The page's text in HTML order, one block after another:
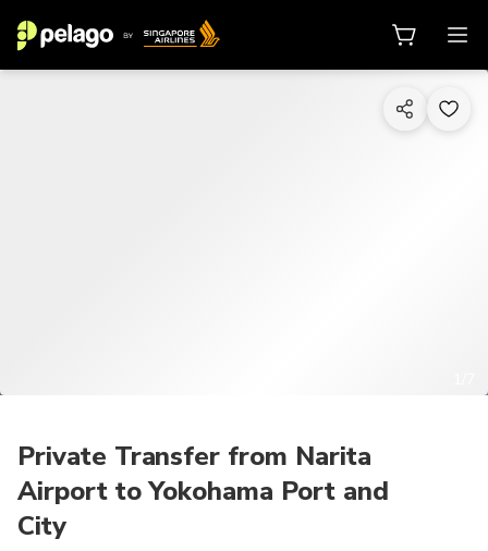
Private Transfer from Narita
Airport to Yokohama Port and
City